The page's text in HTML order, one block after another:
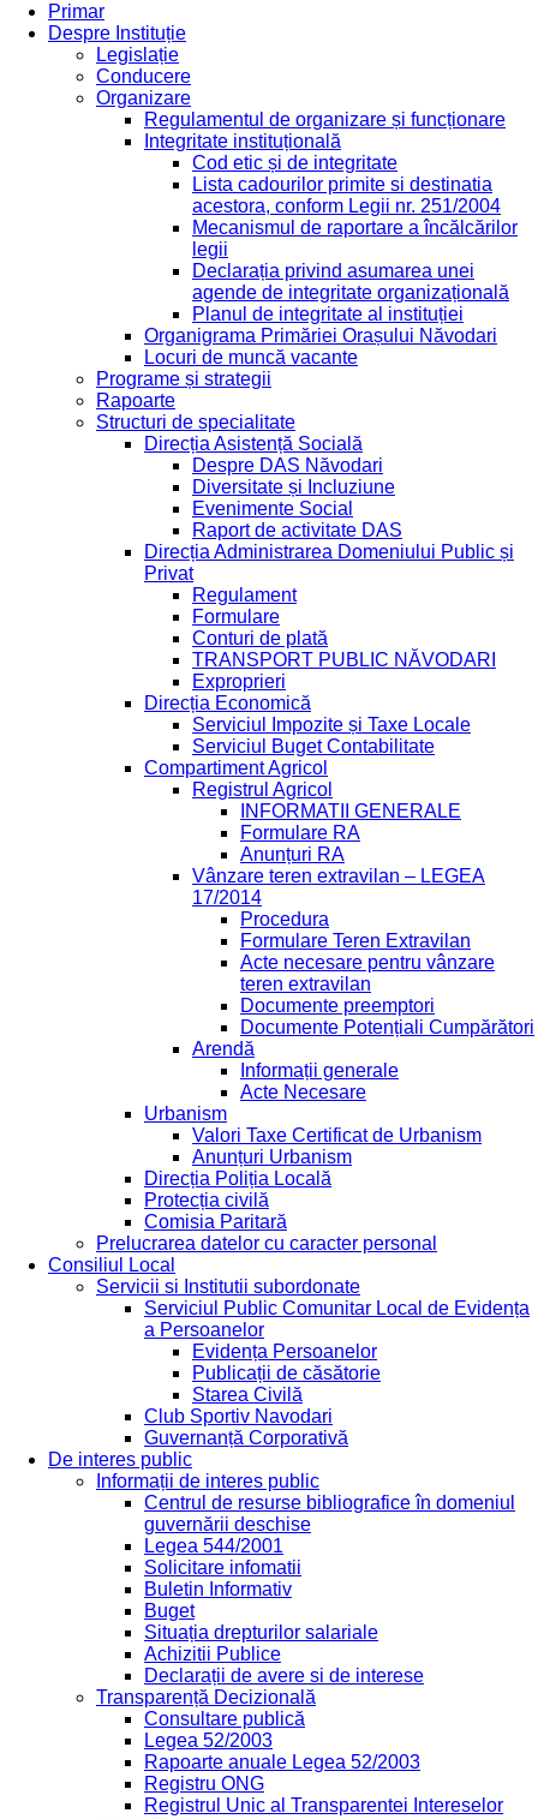
Primar
Despre Instituție
Legislație
Conducere
Organizare
Regulamentul de organizare și funcționare
Integritate instituțională
Cod etic și de integritate
Lista cadourilor primite si destinatia
acestora, conform Legii nr. 251/2004
Mecanismul de raportare a încălcărilor
legii
Declarația privind asumarea unei
agende de integritate organizațională
Planul de integritate al instituției
Organigrama Primăriei Orașului Năvodari
Locuri de muncă vacante
Programe și strategii
Rapoarte
Structuri de specialitate
Direcția Asistență Socială
Despre DAS Năvodari
Diversitate și Incluziune
Evenimente Social
Raport de activitate DAS
Direcția Administrarea Domeniului Public și
Privat
Regulament
Formulare
Conturi de plată
TRANSPORT PUBLIC NĂVODARI
Exproprieri
Direcția Economică
Serviciul Impozite și Taxe Locale
Serviciul Buget Contabilitate
Compartiment Agricol
Registrul Agricol
INFORMATII GENERALE
Formulare RA
Anunțuri RA
Vânzare teren extravilan – LEGEA
17/2014
Procedura
Formulare Teren Extravilan
Acte necesare pentru vânzare
teren extravilan
Documente preemptori
Documente Potențiali Cumpărători
Arendă
Informații generale
Acte Necesare
Urbanism
Valori Taxe Certificat de Urbanism
Anunțuri Urbanism
Direcția Poliția Locală
Protecția civilă
Comisia Paritară
Prelucrarea datelor cu caracter personal
Consiliul Local
Servicii si Institutii subordonate
Serviciul Public Comunitar Local de Evidența
a Persoanelor
Evidența Persoanelor
Publicații de căsătorie
Starea Civilă
Club Sportiv Navodari
Guvernanță Corporativă
De interes public
Informații de interes public
Centrul de resurse bibliografice în domeniul
guvernării deschise
Legea 544/2001
Solicitare infomatii
Buletin Informativ
Buget
Situația drepturilor salariale
Achizitii Publice
Declarații de avere si de interese
Transparență Decizională
Consultare publică
Legea 52/2003
Rapoarte anuale Legea 52/2003
Registru ONG
Registrul Unic al Transparentei Intereselor